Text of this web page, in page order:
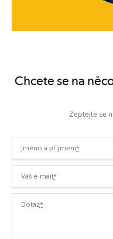
Chcete se na
Zeptejte se
Jméno a příjmení*
Váš e-mail*
Dotaz*